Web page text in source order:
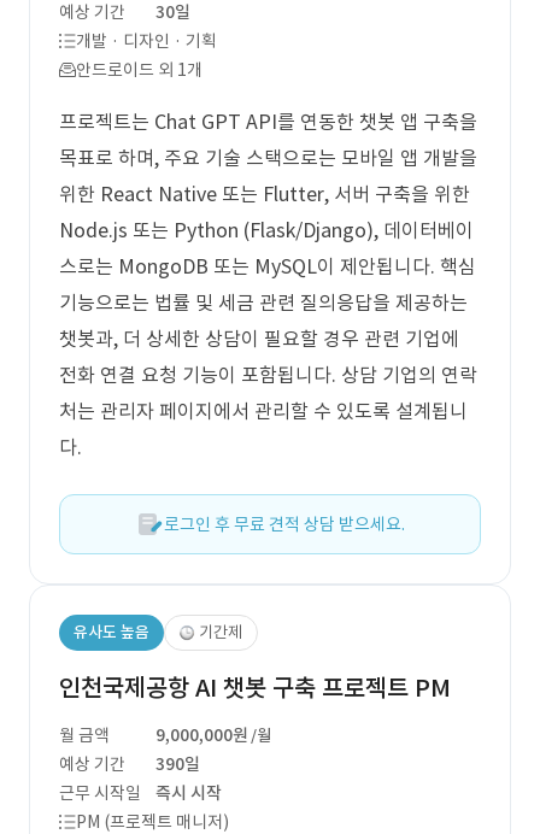
예상 기간
30일
개발 · 디자인 · 기획
안드로이드 외 1개
프로젝트는 Chat GPT API를 연동한 챗봇 앱 구축을
목표로 하며, 주요 기술 스택으로는 모바일 앱 개발을
위한 React Native 또는 Flutter, 서버 구축을 위한
Node.js 또는 Python (Flask/Django), 데이터베이
스로는 MongoDB 또는 MySQL이 제안됩니다. 핵심
기능으로는 법률 및 세금 관련 질의응답을 제공하는
챗봇과, 더 상세한 상담이 필요할 경우 관련 기업에
전화 연결 요청 기능이 포함됩니다. 상담 기업의 연락
처는 관리자 페이지에서 관리할 수 있도록 설계됩니
다.
로그인 후 무료 견적 상담 받으세요.
유사도 높음 기간제
인천국제공항 AI 챗봇 구축 프로젝트 PM
월 금액 9,000,000원 /월
예상 기간
390일
근무 시작일
즉시 시작
PM (프로젝트 매니저)